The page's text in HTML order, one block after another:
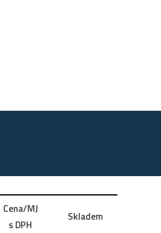
Cena/MJ
s DPH
Skladem